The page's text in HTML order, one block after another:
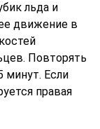
льда и
движение в
Повторять
минут. Если
правая